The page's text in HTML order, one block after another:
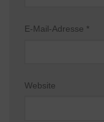
E-Mail-Adresse *
Website